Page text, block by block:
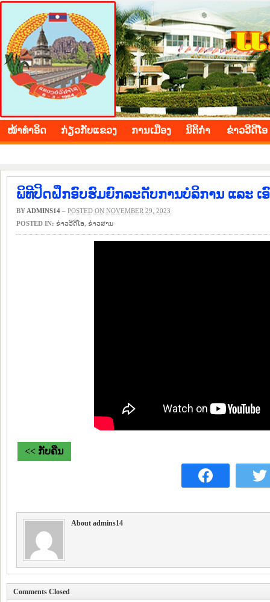
BOLIKHAMXAY PROVINCE
ໜ້າ​ທຳ​ອິດ ​ກ່ຽວ​ກັບ​ແຂວງ ​ການ​ເມືອງ ນິ​ຕິ​ກຳ ຂ່າວ​ວີ​ດີ​ໂອ
ພິທີປິດຝຶກອົບຮົມຍົກລະດັບການບໍລິການ ແລະ ເ
BY ADMINS14 – POSTED ON NOVEMBER 29, 2023
POSTED IN: ຂ່າວ​ວີ​ດີ​ໂອ ​ຂ່າວ​ສານ
<< ກັບຄືນ
About admins14
Comments Closed